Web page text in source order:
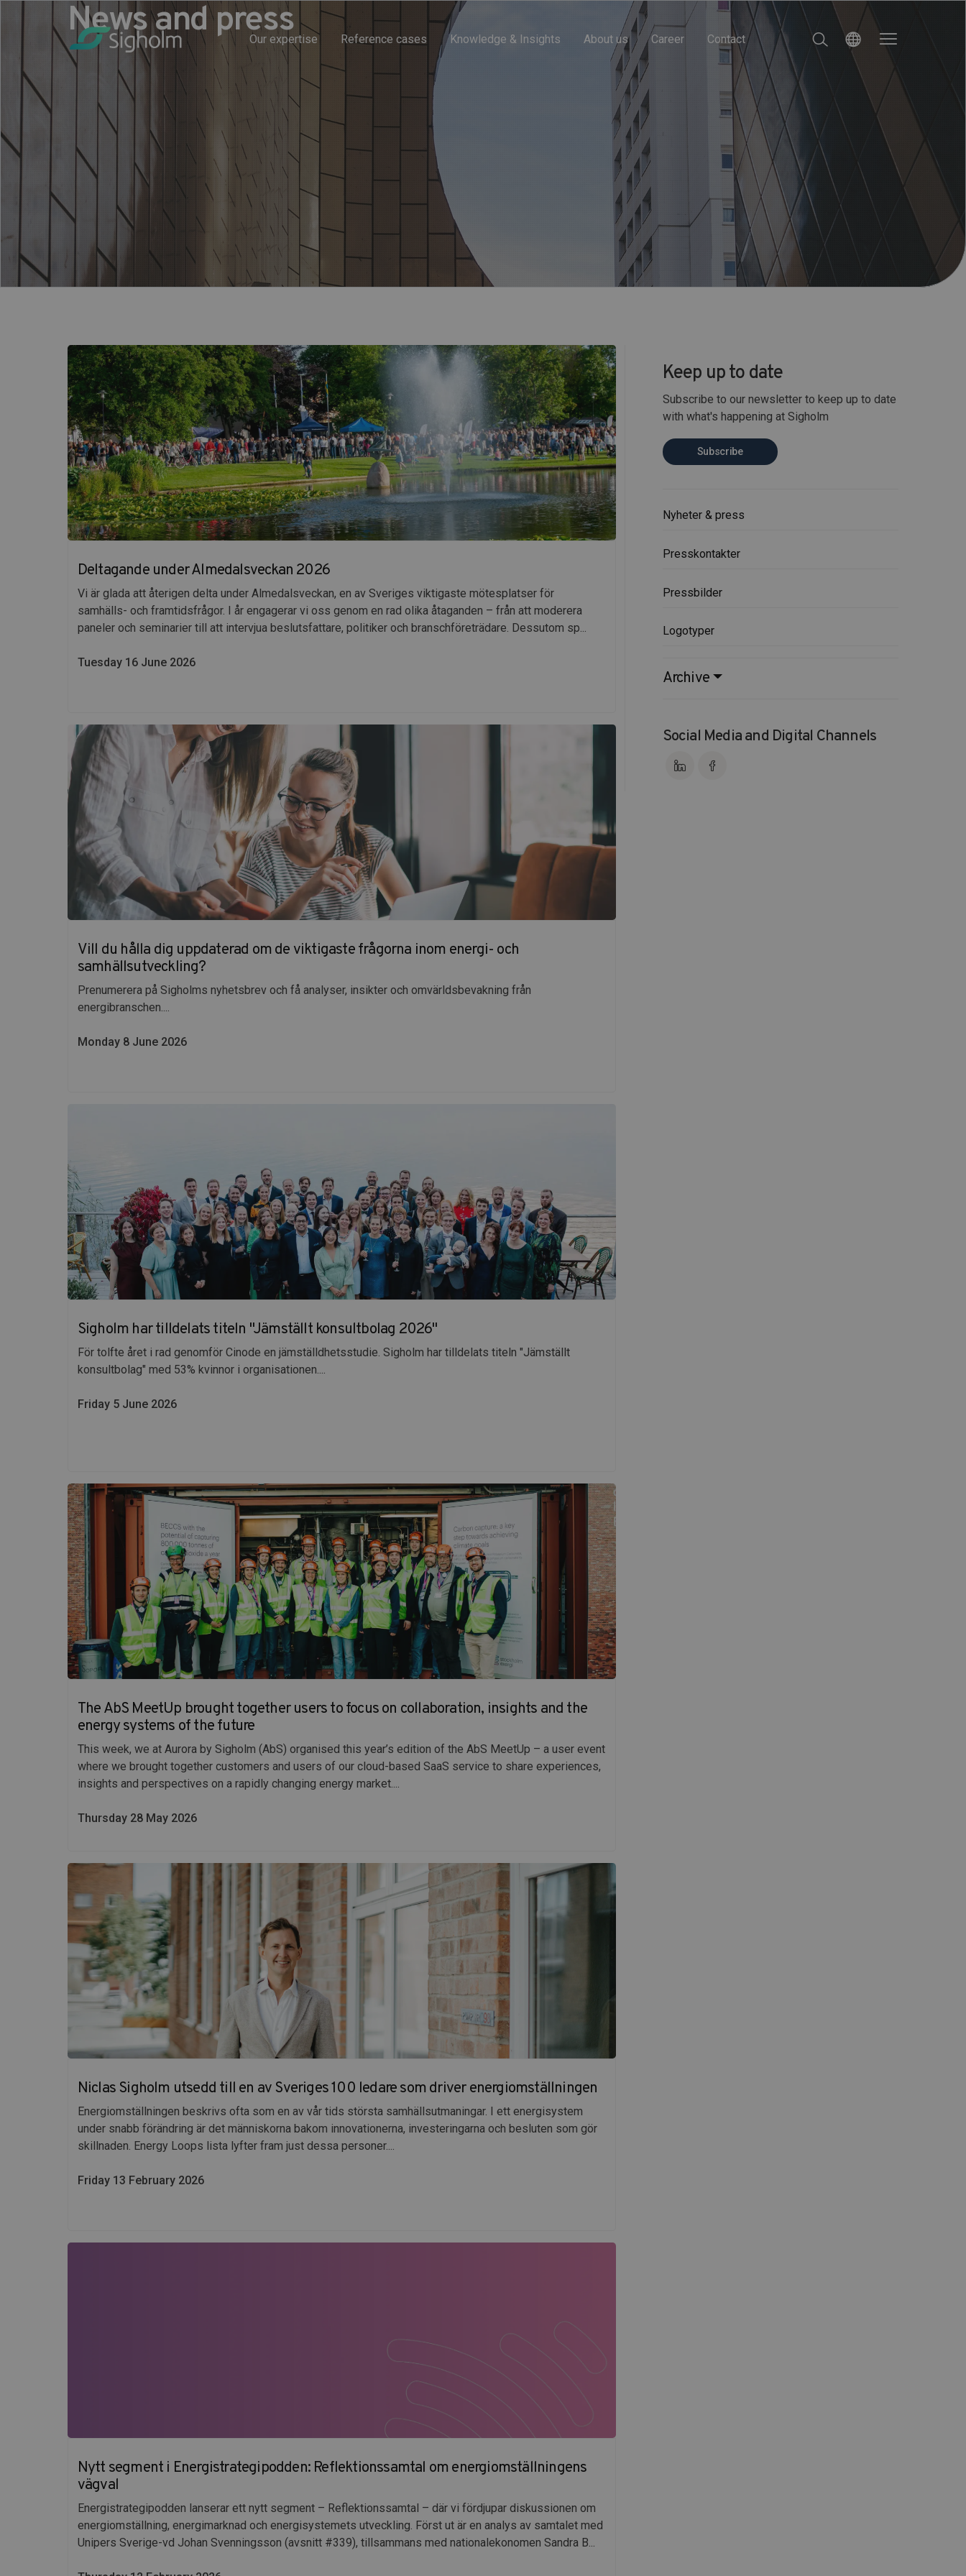
Our expertise Reference cases Knowledge & Insights About us Career Contact
News and press
Deltagande under Almedalsveckan 2026
Vi är glada att återigen delta under Almedalsveckan, en av Sveriges viktigaste mötesplatser för
samhälls- och framtidsfrågor. I år engagerar vi oss genom en rad olika åtaganden – från att moderera
paneler och seminarier till att intervjua beslutsfattare, politiker och branschföreträdare. Dessutom sp...
Tuesday 16 June 2026
Vill du hålla dig uppdaterad om de viktigaste frågorna inom energi- och
samhällsutveckling?
Prenumerera på Sigholms nyhetsbrev och få analyser, insikter och omvärldsbevakning från
energibranschen....
Monday 8 June 2026
Sigholm har tilldelats titeln "Jämställt konsultbolag 2026"
För tolfte året i rad genomför Cinode en jämställdhetsstudie. Sigholm har tilldelats titeln "Jämställt
konsultbolag" med 53% kvinnor i organisationen....
Friday 5 June 2026
The AbS MeetUp brought together users to focus on collaboration, insights and the
energy systems of the future
This week, we at Aurora by Sigholm (AbS) organised this year’s edition of the AbS MeetUp – a user event
where we brought together customers and users of our cloud-based SaaS service to share experiences,
insights and perspectives on a rapidly changing energy market....
Thursday 28 May 2026
Niclas Sigholm utsedd till en av Sveriges 100 ledare som driver energiomställningen
Energiomställningen beskrivs ofta som en av vår tids största samhällsutmaningar. I ett energisystem
under snabb förändring är det människorna bakom innovationerna, investeringarna och besluten som gör
skillnaden. Energy Loops lista lyfter fram just dessa personer....
Friday 13 February 2026
Nytt segment i Energistrategipodden: Reflektionssamtal om energiomställningens
vägval
Energistrategipodden lanserar ett nytt segment – Reflektionssamtal – där vi fördjupar diskussionen om
energiomställning, energimarknad och energisystemets utveckling. Först ut är en analys av samtalet med
Unipers Sverige-vd Johan Svenningsson (avsnitt #339), tillsammans med nationalekonomen Sandra B...
Keep up to date
Subscribe to our newsletter to keep up to date
with what's happening at Sigholm
Subscribe
Nyheter & press
Presskontakter
Pressbilder
Logotyper
Archive
Social Media and Digital Channels